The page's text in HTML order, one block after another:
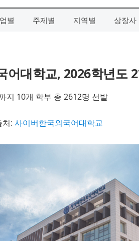
별 주제별 지역별 상장사
어대학교, 2026학년도
지 10개 학부 총 2612명 선발
처: 사이버한국외국어대학교